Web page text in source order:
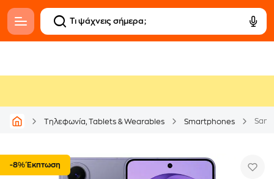
Τηλεφωνία, Tablets & Wearables Smartphones
-8% Έκπτωση